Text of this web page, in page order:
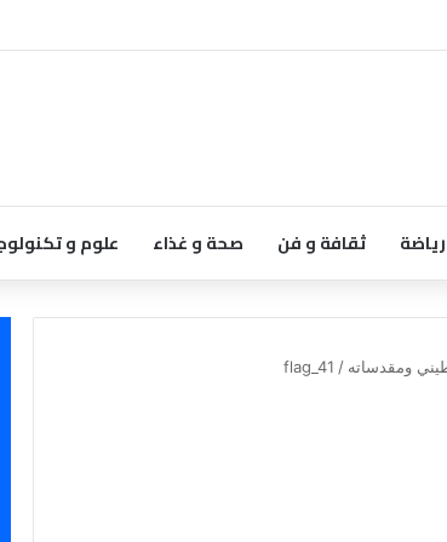
رياضة ثقافة و فن صحة و غذاء علوم و
ومقدساته /
flag_41